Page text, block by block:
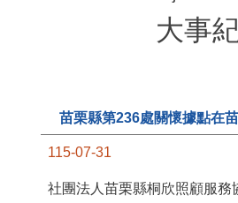
大事
苗栗縣第236處關懷據點在
115-07-31
社團法人苗栗縣桐欣照顧服務